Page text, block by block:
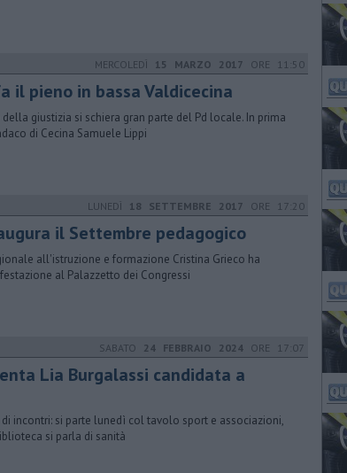
MERCOLEDÌ 15 MARZO 2017 ORE 11:50
il pieno in bassa Valdicecina
giustizia si schiera gran parte del Pd locale. In prima
di Cecina Samuele Lippi
LUNEDÌ 18 SETTEMBRE 2017 ORE 17:20
il Settembre pedagogico
all'istruzione e formazione Cristina Grieco ha
al Palazzetto dei Congressi
SABATO 24 FEBBRAIO 2024 ORE 17:07
Lia Burgalassi candidata a
incontri: si parte lunedì col tavolo sport e associazioni,
si parla di sanità